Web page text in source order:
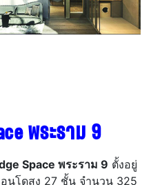
พระราม 9
Space พระราม 9 ตั้งอยู่
นโดสูง 27 ชั้น จำนวน 325